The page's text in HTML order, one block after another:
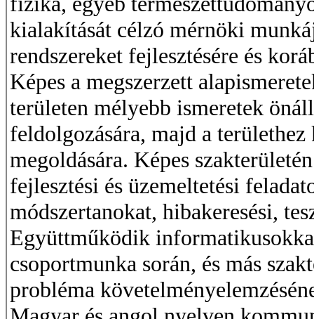
kialakítását célzó mérnöki
rendszereket fejlesztésére és
Képes a megszerzett
területen mélyebb ismeretek
feldolgozására, majd a
megoldására. Képes
fejlesztési és üzemeltetési
módszertanokat, hibakeresési,
Együttműködik
csoportmunka során, és más
probléma